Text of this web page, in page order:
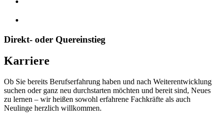
Direkt- oder Quereinstieg
Karriere
Ob Sie bereits Berufserfahrung haben und nach Weiterentwicklung
suchen oder ganz neu durchstarten möchten und bereit sind, Neues
zu lernen – wir heißen sowohl erfahrene Fachkräfte als auch
Neulinge herzlich willkommen.